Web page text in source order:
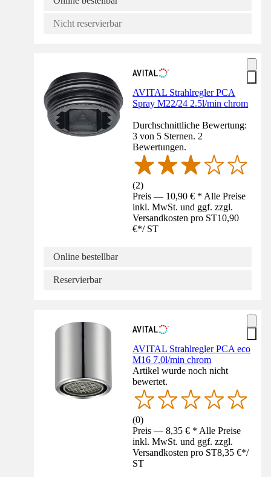
Nicht reservierbar
AVITAL Strahlregler PCA
Spray M22/24 2.5l/min chrom
Durchschnittliche Bewertung:
3 von 5 Sternen. 2
Bewertungen.
(2)
Preis — 10,90 € * Alle Preise
inkl. MwSt. und ggf. zzgl.
Versandkosten pro ST10,90
€*/ ST
Online bestellbar
Reservierbar
AVITAL Strahlregler PCA eco
M16 7.0l/min chrom
Artikel wurde noch nicht
bewertet.
(0)
Preis — 8,35 € * Alle Preise
inkl. MwSt. und ggf. zzgl.
Versandkosten pro ST8,35 €*/
ST